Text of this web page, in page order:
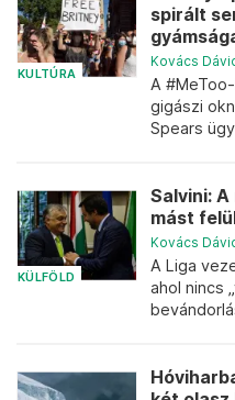
KULTÚRA
spirált
Kovács
A
gigászi
Spears
KÜLFÖLD
Salvini:
mást
Kovács
A Liga
ahol nincs